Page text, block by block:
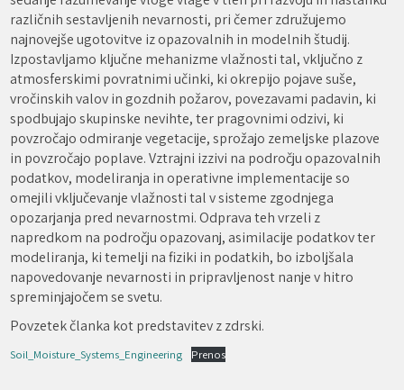
različnih sestavljenih nevarnosti, pri čemer združujemo
najnovejše ugotovitve iz opazovalnih in modelnih študij.
Izpostavljamo ključne mehanizme vlažnosti tal, vključno z
atmosferskimi povratnimi učinki, ki okrepijo pojave suše,
vročinskih valov in gozdnih požarov, povezavami padavin, ki
spodbujajo skupinske nevihte, ter pragovnimi odzivi, ki
povzročajo odmiranje vegetacije, sprožajo zemeljske plazove
in povzročajo poplave. Vztrajni izzivi na področju opazovalnih
podatkov, modeliranja in operativne implementacije so
omejili vključevanje vlažnosti tal v sisteme zgodnjega
opozarjanja pred nevarnostmi. Odprava teh vrzeli z
napredkom na področju opazovanj, asimilacije podatkov ter
modeliranja, ki temelji na fiziki in podatkih, bo izboljšala
napovedovanje nevarnosti in pripravljenost nanje v hitro
spreminjajočem se svetu.
Povzetek članka kot predstavitev z zdrski.
Soil_Moisture_Systems_Engineering Prenos